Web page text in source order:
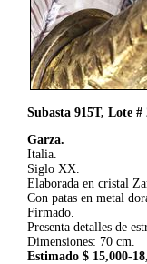
Subasta 915T, Lote #
Garza.
Italia.
Siglo XX.
Elaborada en cristal
Con patas en metal
Firmado.
Presenta detalles de
Dimensiones: 70 cm.
Estimado $ 15,000-